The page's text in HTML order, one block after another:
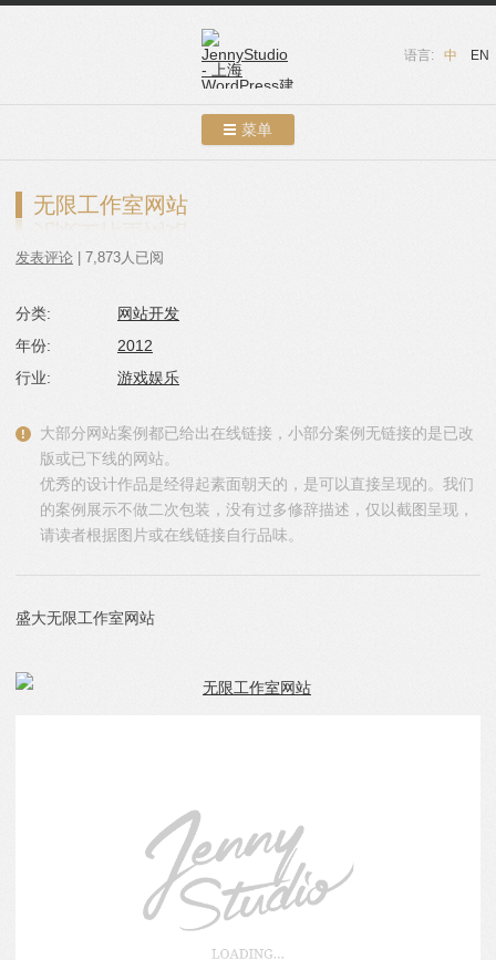
语言: 中 EN
菜单
跳转到内容
无限工作室网站
发表评论 | 7,873人已阅
分类:
网站开发
年份:
2012
行业:
游戏娱乐
大部分网站案例都已给出在线链接，小部分案例无链接的是已改
版或已下线的网站。
优秀的设计作品是经得起素面朝天的，是可以直接呈现的。我们
的案例展示不做二次包装，没有过多修辞描述，仅以截图呈现，
请读者根据图片或在线链接自行品味。
盛大无限工作室网站